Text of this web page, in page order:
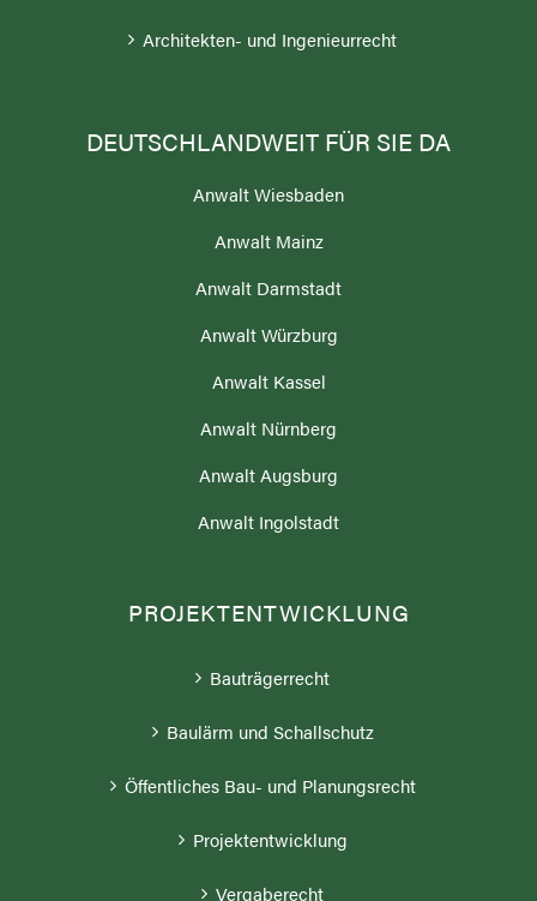
Architekten- und Ingenieurrecht
DEUTSCHLANDWEIT FÜR SIE DA
Anwalt Wiesbaden
Anwalt Mainz
Anwalt Darmstadt
Anwalt Würzburg
Anwalt Kassel
Anwalt Nürnberg
Anwalt Augsburg
Anwalt Ingolstadt
PROJEKTENTWICKLUNG
Bauträgerrecht
Baulärm und Schallschutz
Öffentliches Bau- und Planungsrecht
Projektentwicklung
Vergaberecht